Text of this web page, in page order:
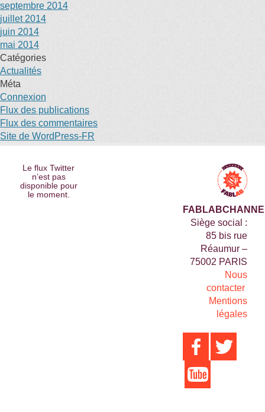
septembre 2014
juillet 2014
juin 2014
mai 2014
Catégories
Actualités
Méta
Connexion
Flux des publications
Flux des commentaires
Site de WordPress-FR
Le flux Twitter
n’est pas
disponible pour
le moment.
Siège social :
85 bis rue
Réaumur –
75002 PARIS
Nous
contacter
Mentions
légales